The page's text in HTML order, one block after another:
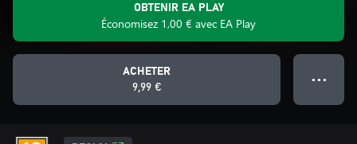
OBTENIR EA PLAY
Économisez 1,00 € avec EA Play
ACHETER
9,99 €
● ● ●